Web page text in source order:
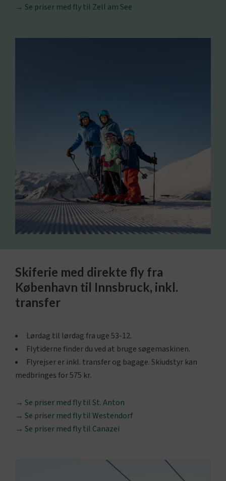
→ Se priser med fly til Zell am See
Skiferie med direkte fly fra
København til Innsbruck, inkl.
transfer
Lørdag til lørdag fra uge 53-12.
Flytiderne finder du ved at bruge søgemaskinen.
Flyrejser er inkl. transfer og bagage. Skiudstyr kan
medbringes for 575 kr.
→ Se priser med fly til St. Anton
→ Se priser med fly til Westendorf
→ Se priser med fly til Canazei